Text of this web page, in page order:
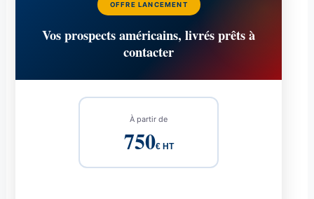
OFFRE LANCEMENT
Vos prospects américains, livrés prêts à
contacter
À partir de
750€ HT